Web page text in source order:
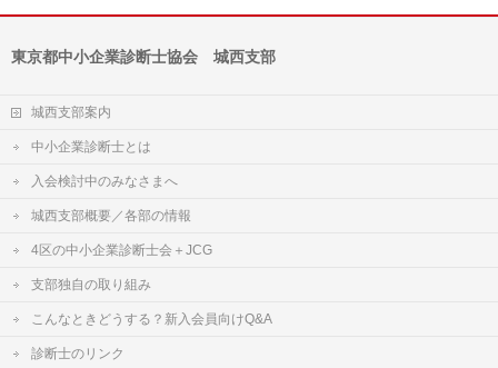
東京都中小企業診断士協会 城西支部
城西支部案内
中小企業診断士とは
入会検討中のみなさまへ
城西支部概要／各部の情報
4区の中小企業診断士会＋JCG
支部独自の取り組み
こんなときどうする？新入会員向けQ&A
診断士のリンク